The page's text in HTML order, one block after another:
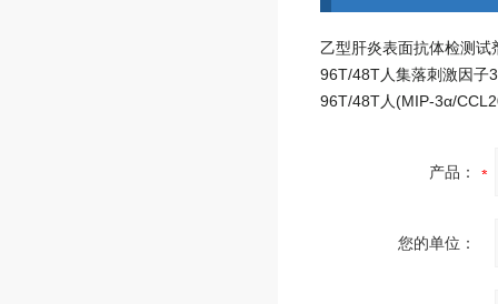
产品：
您的单位：